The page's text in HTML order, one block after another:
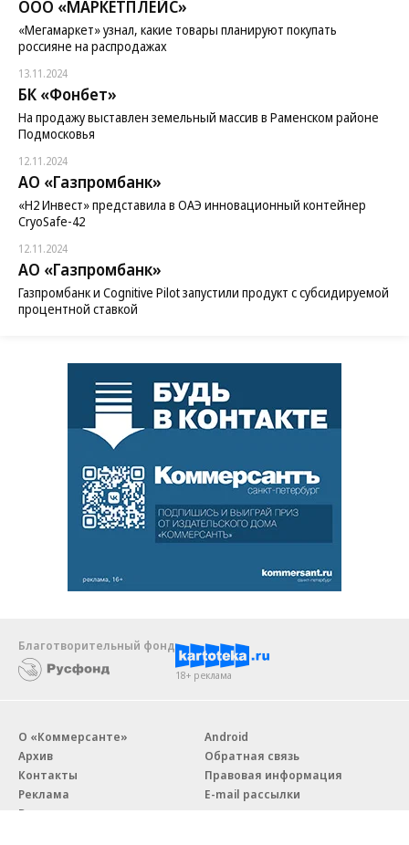
ООО «МАРКЕТПЛЕЙС»
«Мегамаркет» узнал, какие товары планируют покупать
россияне на распродажах
13.11.2024
БК «Фонбет»
На продажу выставлен земельный массив в Раменском районе
Подмосковья
12.11.2024
АО «Газпромбанк»
«H2 Инвест» представила в ОАЭ инновационный контейнер
CryoSafe-42
12.11.2024
АО «Газпромбанк»
Газпромбанк и Cognitive Pilot запустили продукт с субсидируемой
процентной ставкой
Благотворительный фонд
18+ реклама
О «Коммерсанте»
Архив
Контакты
Реклама
Вакансии
Android
Обратная связь
Правовая информация
E-mail рассылки